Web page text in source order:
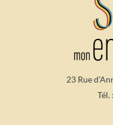
23 Rue
Tél. :